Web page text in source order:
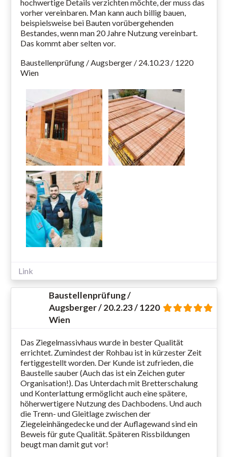
hochwertige Details verzichten möchte, der muss das
vorher vereinbaren. Man kann auch billig bauen,
beispielsweise bei Bauten vorübergehenden
Bestandes, wenn man 20 Jahre Nutzung vereinbart.
Das kommt aber selten vor.
Baustellenprüfung / Augsberger / 24.10.23 / 1220
Wien
Link
Baustellenprüfung /
Augsberger / 20.2.23 / 1220
Wien
Das Ziegelmassivhaus wurde in bester Qualität
errichtet. Zumindest der Rohbau ist in kürzester Zeit
fertiggestellt worden. Der Kunde ist zufrieden, die
Baustelle sauber (Auch das ist ein Zeichen guter
Organisation!). Das Unterdach mit Bretterschalung
und Konterlattung ermöglicht auch eine spätere,
höherwertigere Nutzung des Dachbodens. Und auch
die Trenn- und Gleitlage zwischen der
Ziegeleinhängedecke und der Auflagewand sind ein
Beweis für gute Qualität. Späteren Rissbildungen
beugt man damit gut vor!